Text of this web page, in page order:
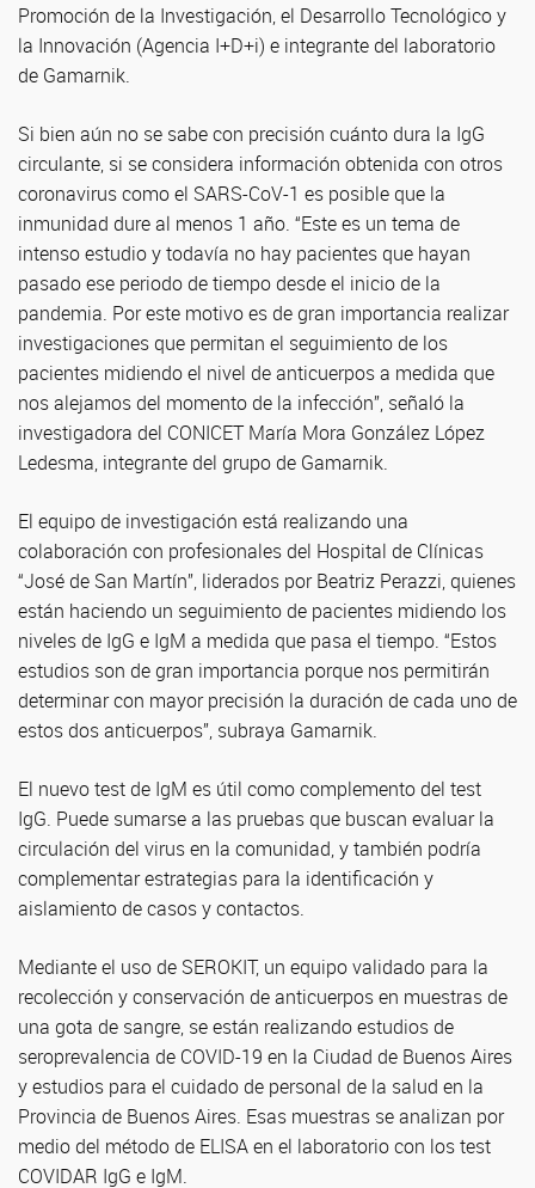
Promoción de la Investigación, el Desarrollo Tecnológico y
la Innovación (Agencia I+D+i) e integrante del laboratorio
de Gamarnik.
Si bien aún no se sabe con precisión cuánto dura la IgG
circulante, si se considera información obtenida con otros
coronavirus como el SARS-CoV-1 es posible que la
inmunidad dure al menos 1 año. “Este es un tema de
intenso estudio y todavía no hay pacientes que hayan
pasado ese periodo de tiempo desde el inicio de la
pandemia. Por este motivo es de gran importancia realizar
investigaciones que permitan el seguimiento de los
pacientes midiendo el nivel de anticuerpos a medida que
nos alejamos del momento de la infección”, señaló la
investigadora del CONICET María Mora González López
Ledesma, integrante del grupo de Gamarnik.
El equipo de investigación está realizando una
colaboración con profesionales del Hospital de Clínicas
“José de San Martín”, liderados por Beatriz Perazzi, quienes
están haciendo un seguimiento de pacientes midiendo los
niveles de IgG e IgM a medida que pasa el tiempo. “Estos
estudios son de gran importancia porque nos permitirán
determinar con mayor precisión la duración de cada uno de
estos dos anticuerpos”, subraya Gamarnik.
El nuevo test de IgM es útil como complemento del test
IgG. Puede sumarse a las pruebas que buscan evaluar la
circulación del virus en la comunidad, y también podría
complementar estrategias para la identificación y
aislamiento de casos y contactos.
Mediante el uso de SEROKIT, un equipo validado para la
recolección y conservación de anticuerpos en muestras de
una gota de sangre, se están realizando estudios de
seroprevalencia de COVID-19 en la Ciudad de Buenos Aires
y estudios para el cuidado de personal de la salud en la
Provincia de Buenos Aires. Esas muestras se analizan por
medio del método de ELISA en el laboratorio con los test
COVIDAR IgG e IgM.